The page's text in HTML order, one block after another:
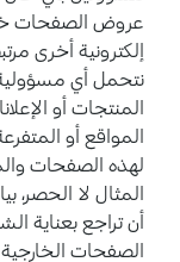
عروض الصفحات
إلكترونية أخرى
نتحمل أي مسؤولية
المنتجات أو
المواقع أو
لهذه الصفحات
المثال لا الحصر،
أن تراجع بعناية
الصفحات الخارجية